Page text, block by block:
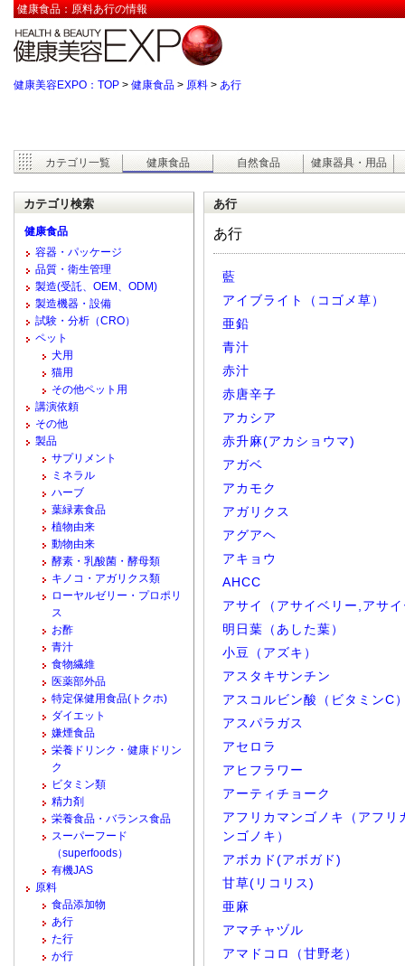
健康食品：原料あ行の情報
健康美容EXPO：TOP > 健康食品 > 原料 > あ行
カテゴリ一覧 健康食品 自然食品 健康器具・用品
あ行
あ行
藍
アイブライト（コゴメ草）
亜鉛
青汁
赤汁
赤唐辛子
アカシア
赤升麻(アカショウマ)
アガベ
アカモク
アガリクス
アグアヘ
アキョウ
AHCC
アサイ（アサイベリー,アサ
明日葉（あした葉）
小豆（アズキ）
アスタキサンチン
アスコルビン酸（ビタミンC
アスパラガス
アセロラ
アヒフラワー
アーティチョーク
アフリカマンゴノキ（アフリ
ンゴノキ）
アボカド(アボガド)
甘草(リコリス)
亜麻
アマチャヅル
アマドコロ（甘野老）
カテゴリ検索
健康食品
容器・パッケージ
品質・衛生管理
製造(受託、OEM、ODM)
製造機器・設備
試験・分析（CRO）
ペット
犬用
猫用
その他ペット用
講演依頼
その他
製品
サプリメント
ミネラル
ハーブ
葉緑素食品
植物由来
動物由来
酵素・乳酸菌・酵母類
キノコ・アガリクス類
ローヤルゼリー・プロポリ
ス
お酢
青汁
食物繊維
医薬部外品
特定保健用食品(トクホ)
ダイエット
嫌煙食品
栄養ドリンク・健康ドリン
ク
ビタミン類
精力剤
栄養食品・バランス食品
スーパーフード
（superfoods）
有機JAS
原料
食品添加物
あ行
た行
か行